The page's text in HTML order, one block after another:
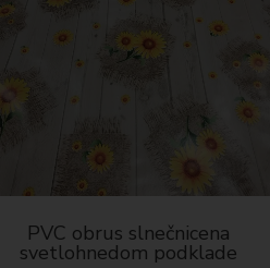
PVC obrus slnečnicena
svetlohnedom podklade